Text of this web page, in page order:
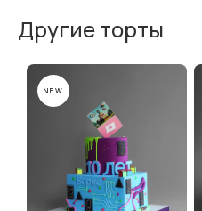
Другие торты
NEW